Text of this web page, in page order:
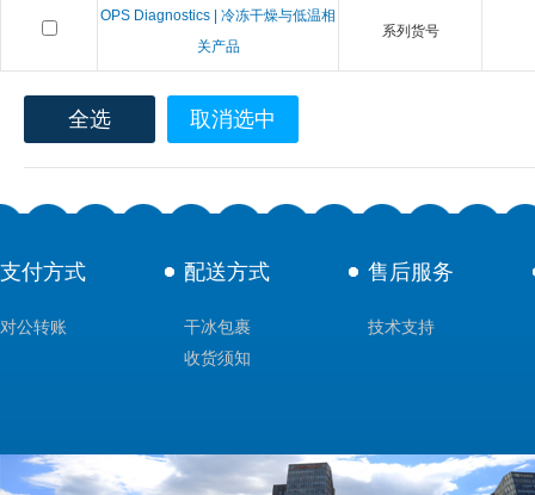
OPS Diagnostics | 冷冻干燥与低温相
关产品
系列货号
全选 取消选中
支付方式
对公转账
配送方式
干冰包裹
收货须知
售后服务
技术支持